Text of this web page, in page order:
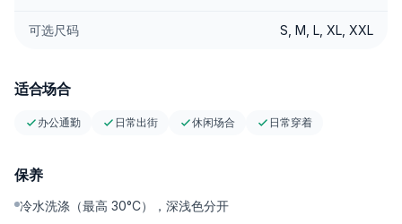
可选尺码 S, M, L, XL, XXL
适合场合
办公通勤 日常出街 休闲场合 日常穿着
保养
冷水洗涤（最高 30°C），深浅色分开